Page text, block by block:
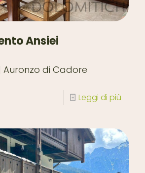
Ansiei
Auronzo di Cadore
Leggi di più